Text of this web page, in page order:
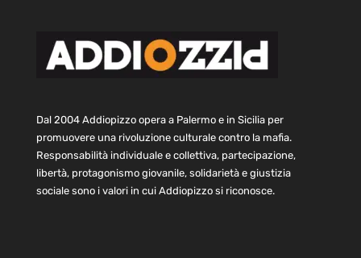
Dal 2004 Addiopizzo opera a Palermo e in Sicilia per
promuovere una rivoluzione culturale contro la mafia.
Responsabilità individuale e collettiva, partecipazione,
libertà, protagonismo giovanile, solidarietà e giustizia
sociale sono i valori in cui Addiopizzo si riconosce.